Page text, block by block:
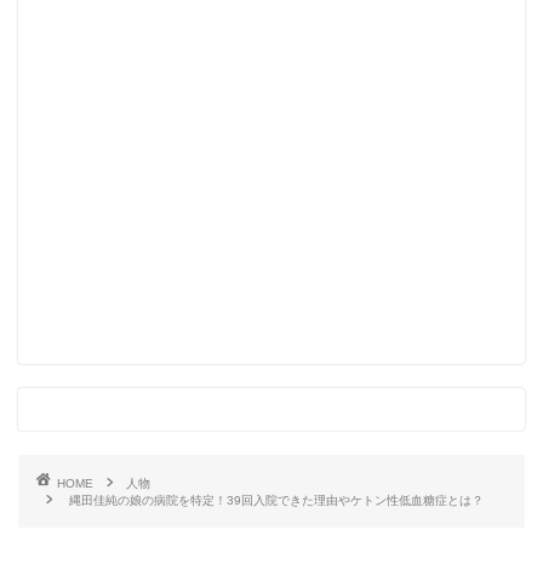
HOME
人物
縄田佳純の娘の病院を特定！39回入院できた理由やケトン性低血糖症とは？